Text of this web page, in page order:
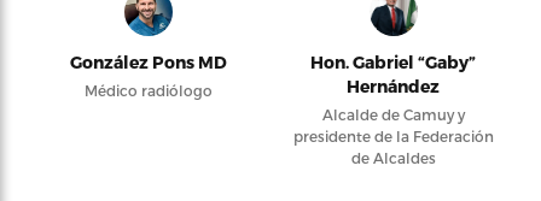
González Pons MD
Médico radiólogo
Hon. Gabriel “Gaby”
Hernández
Alcalde de Camuy y
presidente de la Federación
de Alcaldes